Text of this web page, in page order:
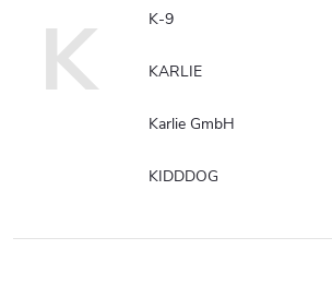
K K-9
KARLIE
Karlie GmbH
KIDDDOG